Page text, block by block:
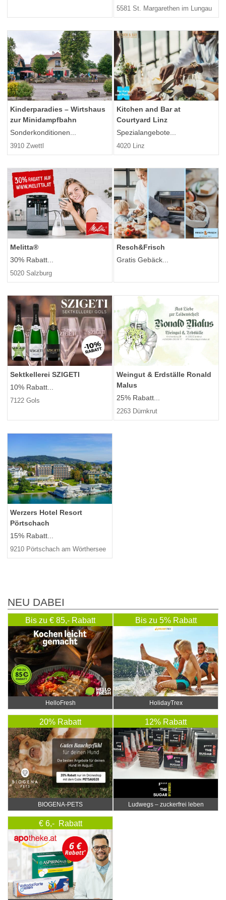
5581 St. Margarethen im Lungau
Kinderparadies – Wirtshaus
zur Minidampfbahn
Sonderkonditionen...
3910 Zwettl
Kitchen and Bar at
Courtyard Linz
Spezialangebote...
4020 Linz
Melitta®
30% Rabatt...
5020 Salzburg
Resch&Frisch
Gratis Gebäck...
Sektkellerei SZIGETI
10% Rabatt...
7122 Gols
Weingut & Erdställe Ronald
Malus
25% Rabatt...
2263 Dürnkrut
Werzers Hotel Resort
Pörtschach
15% Rabatt...
9210 Pörtschach am Wörthersee
NEU DABEI
Bis zu € 85,- Rabatt
HelloFresh
Bis zu 5% Rabatt
HolidayTrex
20% Rabatt
BIOGENA-PETS
12% Rabatt
Ludwegs – zuckerfrei leben
€ 6,- Rabatt